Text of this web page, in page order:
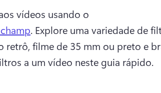
vídeos usando o
. Explore uma variedade de
retrô, filme de 35 mm ou preto e
a um vídeo neste guia rápido.